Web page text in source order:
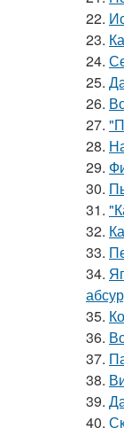
22.
23.
24.
25.
26.
27.
28.
29.
30.
31.
32.
33.
34.
35.
36.
37.
38.
39.
40.